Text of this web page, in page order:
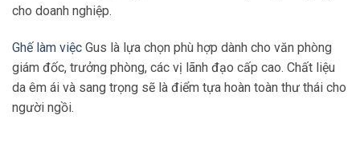
cho doanh nghiệp.
Ghế làm việc Gus là lựa chọn phù hợp dành cho văn phòng
giám đốc, trưởng phòng, các vị lãnh đạo cấp cao. Chất liệu
da êm ái và sang trọng sẽ là điểm tựa hoàn toàn thư thái cho
người ngồi.